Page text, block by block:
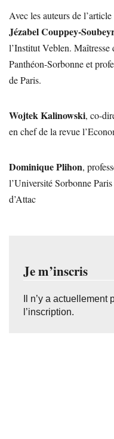
Avec les auteurs de l’article
Jézabel Couppey-
l’Institut Veblen. Maîtresse
Panthéon-Sorbonne et
de Paris.
Wojtek Kalinowski, co-
en chef de la revue
Dominique Plihon,
l’Université Sorbonne
d’Attac
Je m’inscris
Il n’y a actuellement
l’inscription.